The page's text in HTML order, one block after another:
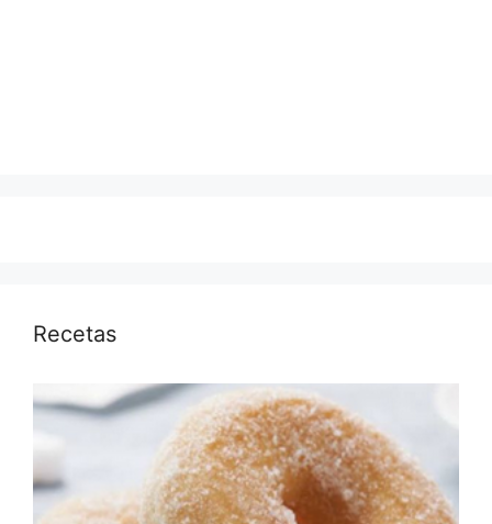
Recetas